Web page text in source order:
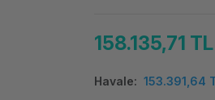
158.135,71 TL
Havale 153.391,64